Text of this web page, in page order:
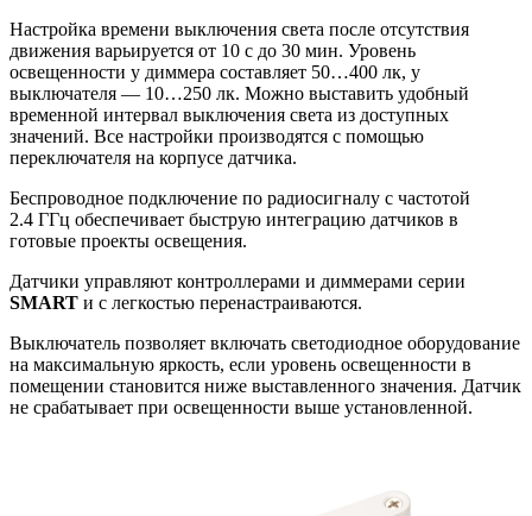
Настройка времени выключения света после отсутствия
движения варьируется от 10 с до 30 мин. Уровень
освещенности у диммера составляет 50…400 лк, у
выключателя — 10…250 лк. Можно выставить удобный
временной интервал выключения света из доступных
значений. Все настройки производятся с помощью
переключателя на корпусе датчика.
Беспроводное подключение по радиосигналу с частотой
2.4 ГГц обеспечивает быструю интеграцию датчиков в
готовые проекты освещения.
Датчики управляют контроллерами и диммерами серии
SMART и с легкостью перенастраиваются.
Выключатель позволяет включать светодиодное оборудование
на максимальную яркость, если уровень освещенности в
помещении становится ниже выставленного значения. Датчик
не срабатывает при освещенности выше установленной.